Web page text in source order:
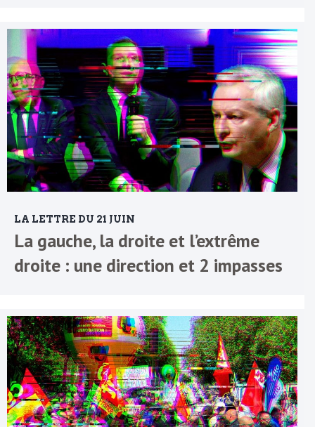
LA LETTRE DU 21 JUIN
La gauche, la droite et l’extrême
droite : une direction et 2 impasses